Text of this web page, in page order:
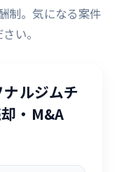
制。気になる案件
い。
ナルジムチ
・M&A